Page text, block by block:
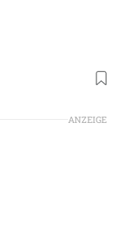
ANZEIGE